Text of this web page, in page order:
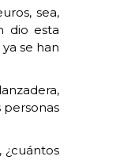
sea,
dio esta
se han
personas
¿cuántos